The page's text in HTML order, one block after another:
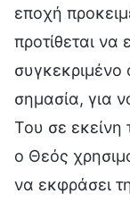
εποχή
προτίθεται να
συγκεκριμένο
σημασία, για
Του σε εκείνη
ο Θεός
να εκφράσει